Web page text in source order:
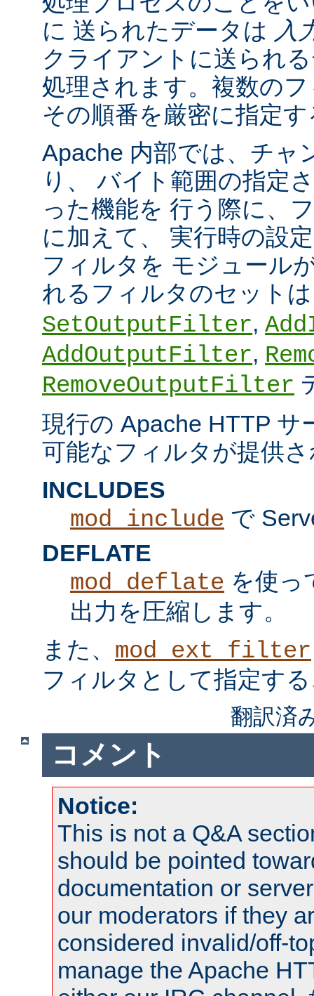
に 送られたデータは 入
クライアントに送られ
処理されます。複数の
その順番を厳密に指定
Apache 内部では、チャ
り、 バイト範囲の指定
った機能を 行う際に、
に加えて、 実行時の設
フィルタを モジュール
れるフィルタのセット
SetOutputFilter,
AddOutputFilter,
RemoveOutputFilter
現行の Apache HTTP サ
可能なフィルタが提供
INCLUDES
mod_include で
DEFLATE
mod_deflate を使っ
出力を圧縮します。
また、 mod_ext_filter
フィルタとして指定す
翻訳済
コメント
Notice:
This is not a Q&A
should be pointed
documentation or
our moderators if they
considered invalid/off-
manage the Apache